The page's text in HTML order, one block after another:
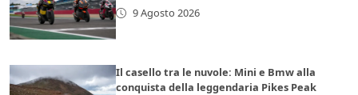
9 Agosto 2026
Il casello tra le nuvole: Mini e Bmw alla
conquista della leggendaria Pikes Peak